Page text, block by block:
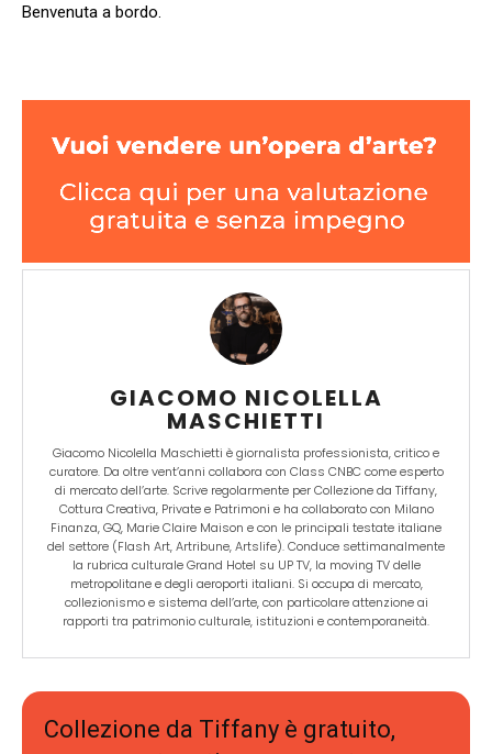
Benvenuta a bordo.
GIACOMO NICOLELLA
MASCHIETTI
Giacomo Nicolella Maschietti è giornalista professionista, critico e
curatore. Da oltre vent’anni collabora con Class CNBC come esperto
di mercato dell’arte. Scrive regolarmente per Collezione da Tiffany,
Cottura Creativa, Private e Patrimoni e ha collaborato con Milano
Finanza, GQ, Marie Claire Maison e con le principali testate italiane
del settore (Flash Art, Artribune, Artslife). Conduce settimanalmente
la rubrica culturale Grand Hotel su UP TV, la moving TV delle
metropolitane e degli aeroporti italiani. Si occupa di mercato,
collezionismo e sistema dell’arte, con particolare attenzione ai
rapporti tra patrimonio culturale, istituzioni e contemporaneità.
Collezione da Tiffany è gratuito,